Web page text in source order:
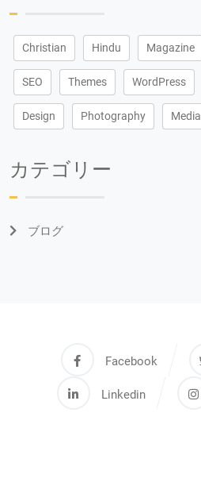
Christian Hindu Magazine
SEO Themes WordPress
Design Photography Media
カテゴリー
ブログ
Facebook
Linkedin